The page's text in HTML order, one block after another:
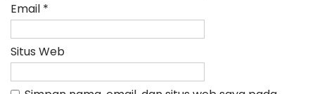
Email *
Situs Web